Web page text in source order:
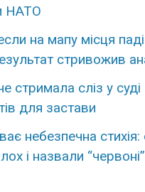
НАТО
на мапу місця
стривожив
стримала сліз у
для застави
небезпечна
і назвали